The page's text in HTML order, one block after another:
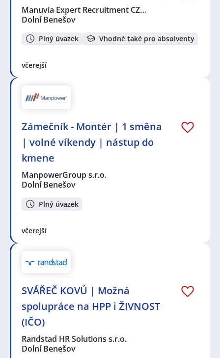
Manuvia Expert Recruitment CZ…
Dolní Benešov
Plný úvazek Vhodné také pro absolventy
včerejší
Zámečník - Montér | 1 směna
| volné víkendy | nástup do
kmene
ManpowerGroup s.r.o.
Dolní Benešov
Plný úvazek
včerejší
SVÁŘEČ KOVŮ | Možná
spolupráce na HPP i ŽIVNOST
(IČO)
Randstad HR Solutions s.r.o.
Dolní Benešov